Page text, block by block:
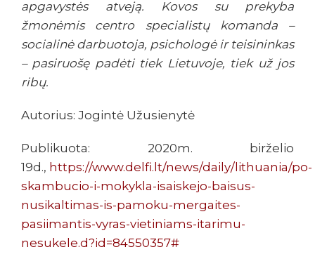
apgavystės atveją. Kovos su prekyba
žmonėmis centro specialistų komanda –
socialinė darbuotoja, psichologė ir teisininkas
– pasiruošę padėti tiek Lietuvoje, tiek už jos
ribų.
Autorius: Jogintė Užusienytė
Publikuota: 2020m. birželio
19d., https://www.delfi.lt/news/daily/lithuania/po-
skambucio-i-mokykla-isaiskejo-baisus-
nusikaltimas-is-pamoku-mergaites-
pasiimantis-vyras-vietiniams-itarimu-
nesukele.d?id=84550357#